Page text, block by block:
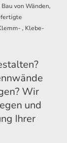
von Wänden,
, Klebe-
Wir
und
Ihrer